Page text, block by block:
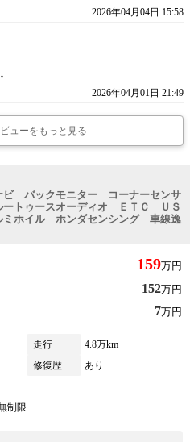
2026年04月04日 15:58
2026年04月01日 21:49
ューをもっと見る
ビ バックモニター コーナーセンサ
トゥースオーディオ ＥＴＣ ＵＳ
ホイル ホンダセンシング 車線逸
159万円
152万円
7万円
走行
4.8万km
修復歴
あり
制限